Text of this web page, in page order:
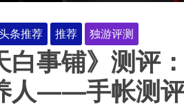
条推荐 推荐 独游评测
白事铺》测评
人——手帐测评